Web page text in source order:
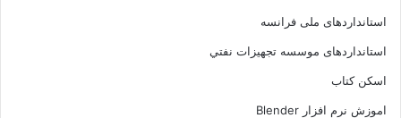
استانداردهای ملی فرانسه
استانداردهای موسسه تجهيزات نفتي
اسکن کتاب
اموزش نرم افزار Blender